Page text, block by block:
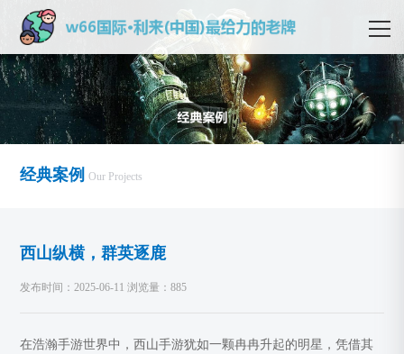
经典案例 Our Projects
西山纵横，群英逐鹿
发布时间：2025-06-11 浏览量：885
在浩瀚手游世界中，西山手游犹如一颗冉冉升起的明星，凭借其